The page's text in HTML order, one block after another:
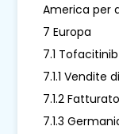
America per
7 Europa
7.1
7.1.1 Vendite
7.1.2
7.1.3